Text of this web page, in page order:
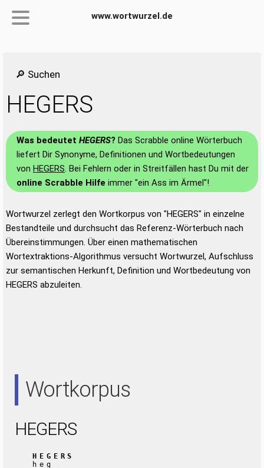
www.wortwurzel.de
🔎 Suchen
HEGERS
Was bedeutet HEGERS? Das Scrabble online Wörterbuch
liefert Dir Synonyme, Definitionen und Wortbedeutungen
von HEGERS. Bei Fehlern oder in Streitfällen hast Du mit der
online Scrabble Hilfe immer "ein Ass im Ärmel"!
Wortwurzel zerlegt den Wortkorpus von "HEGERS" in einzelne
Bestandteile und durchsucht das Referenz-Wörterbuch nach
Übereinstimmungen. Über einen mathematischen
Wortextraktions-Algorithmus versucht Wortwurzel, Aufschluss
zur semantischen Herkunft, Definition und Wortbedeutung von
HEGERS abzuleiten.
Wortkorpus
HEGERS
HEGERS
heg